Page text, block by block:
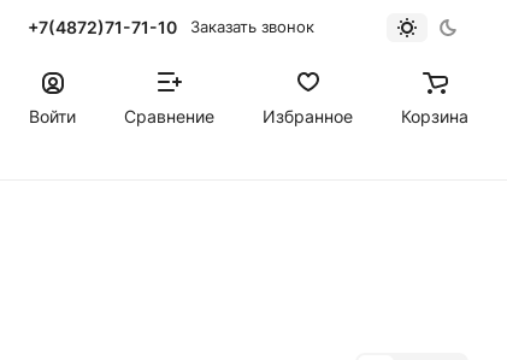
+7(4872)71-71-10 Заказать звонок
Войти Сравнение Избранное Корзина